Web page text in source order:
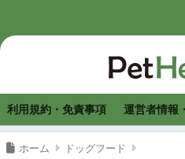
利用規約・免責事項 運営者情報
ホーム ドッグフード